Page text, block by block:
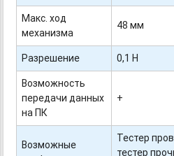
Макс. ход
механизма
48 мм
Разрешение
0,1 Н
Возможность
передачи данных
на ПК
+
Возможные
Тестер
тестер